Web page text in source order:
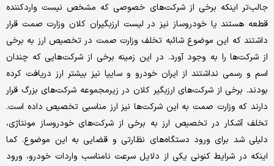
جالب‌تر اینکه برخی از شرکت‌های خصوصی که مشخص نیست وارد‌کننده
قطعه هستند یا خودروساز نیز در لیست ارزبگیران کلان وزارت صمت قرار
داشتند که این موضوع شائبه تخلف وزارت صمت در تخصیص ارز به برخی
از شرکت‌ها را به وجود آورد. در این زمینه برخی از شرکت‌هایی که چندان
اسم و رسمی نداشتند از ایران خودرو و سایپا نیز بیشتر ارز دریافت کرده
بودند. برخی از شرکت‌های ارزبگیر کلان در زیرمجموعه شرکت‌های بزرگ قرار
دارند که وزارت صمت به این شرکت‌ها نیز ارز مناسبی تخصیص داده است.
تخلف آشکار در تخصیص ارز به برخی از شرکت‌های خودروساز مونتاژی،
دلیلی شد برای ورود دستگاه‌های نظارتی و قضایی به این موضوع. کما
اینکه در شرایط کنونی یکی از دلایل سرعت نامناسب واردات خودرو، ورود